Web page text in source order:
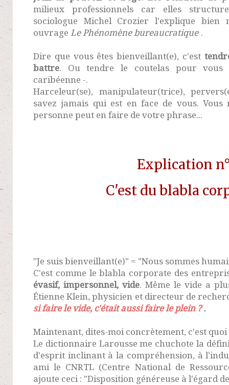
milieux professionnels car elles
sociologue Michel Crozier l'explique bien
ouvrage Le Phénomène bureaucratique .
Dire que vous êtes bienveillant(e), c'est
battre. Ou tendre le coutelas pour
caribéenne -.
Harceleur(se), manipulateur(trice),
savez jamais qui est en face de vous. Vous
personne peut en faire de votre phrase...
Explication
C'est du blabla
"Je suis bienveillant(e)" = "Nous sommes
C'est comme le blabla corporate des
évasif, impersonnel, vide. Même le vide a
Étienne Klein, physicien et directeur de
si faire le vide, c'était aussi faire le plein ? .
Maintenant, dites-moi concrètement, c'est
Le dictionnaire Larousse me chuchote la
d'esprit inclinant à la compréhension, à
ami le CNRTL (Centre National de
ajoute ceci : "Disposition généreuse à l'égard